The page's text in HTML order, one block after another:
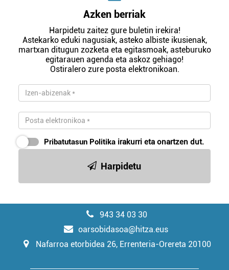
Azken berriak
Harpidetu zaitez gure buletin irekira!
Astekarko eduki nagusiak, asteko albiste ikusienak,
martxan ditugun zozketa eta egitasmoak, asteburuko
egitarauen agenda eta askoz gehiago!
Ostiralero zure posta elektronikoan.
Pribatutasun Politika irakurri eta onartzen dut.
Harpidetu
943 34 03 30
oarsobidasoa@hitza.eus
Nafarroa etorbidea 26, Errenteria-Orereta 20100